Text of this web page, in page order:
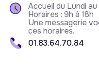
Accueil du Lundi
Horaires : 9h à 18h
Une messagerie
ces horaires.
01.83.64.70.84